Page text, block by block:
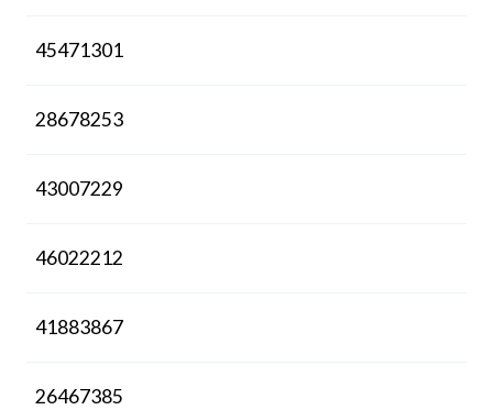
45471301
28678253
43007229
46022212
41883867
26467385